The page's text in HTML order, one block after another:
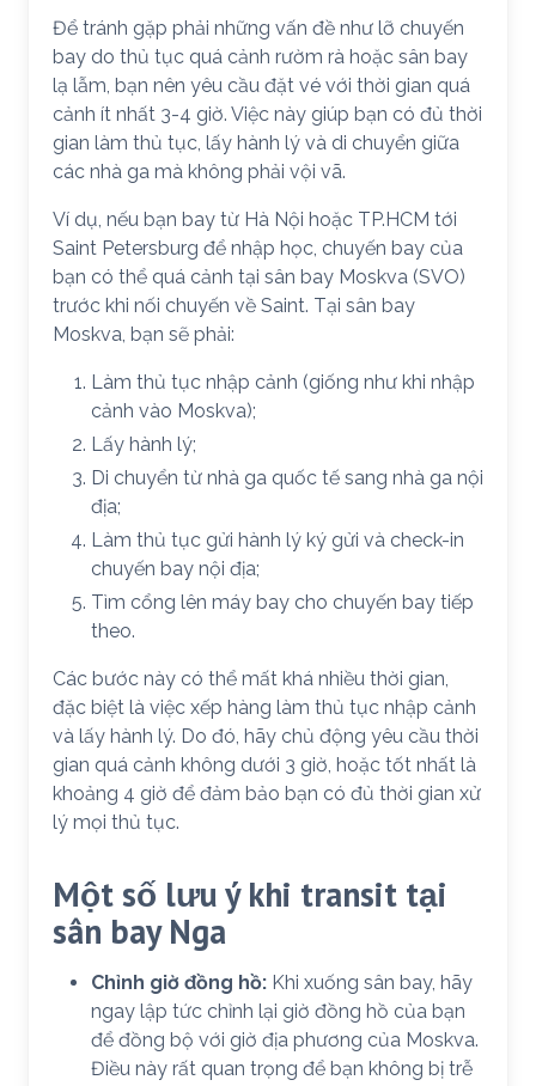
Để tránh gặp phải những vấn đề như lỡ chuyến
bay do thủ tục quá cảnh rườm rà hoặc sân bay
lạ lẫm, bạn nên yêu cầu đặt vé với thời gian quá
cảnh ít nhất 3-4 giờ. Việc này giúp bạn có đủ thời
gian làm thủ tục, lấy hành lý và di chuyển giữa
các nhà ga mà không phải vội vã.
Ví dụ, nếu bạn bay từ Hà Nội hoặc TP.HCM tới
Saint Petersburg để nhập học, chuyến bay của
bạn có thể quá cảnh tại sân bay Moskva (SVO)
trước khi nối chuyến về Saint. Tại sân bay
Moskva, bạn sẽ phải:
Làm thủ tục nhập cảnh (giống như khi nhập
cảnh vào Moskva);
Lấy hành lý;
Di chuyển từ nhà ga quốc tế sang nhà ga nội
địa;
Làm thủ tục gửi hành lý ký gửi và check-in
chuyến bay nội địa;
Tìm cổng lên máy bay cho chuyến bay tiếp
theo.
Các bước này có thể mất khá nhiều thời gian,
đặc biệt là việc xếp hàng làm thủ tục nhập cảnh
và lấy hành lý. Do đó, hãy chủ động yêu cầu thời
gian quá cảnh không dưới 3 giờ, hoặc tốt nhất là
khoảng 4 giờ để đảm bảo bạn có đủ thời gian xử
lý mọi thủ tục.
Một số lưu ý khi transit tại
sân bay Nga
Chỉnh giờ đồng hồ: Khi xuống sân bay, hãy
ngay lập tức chỉnh lại giờ đồng hồ của bạn
để đồng bộ với giờ địa phương của Moskva.
Điều này rất quan trọng để bạn không bị trễ